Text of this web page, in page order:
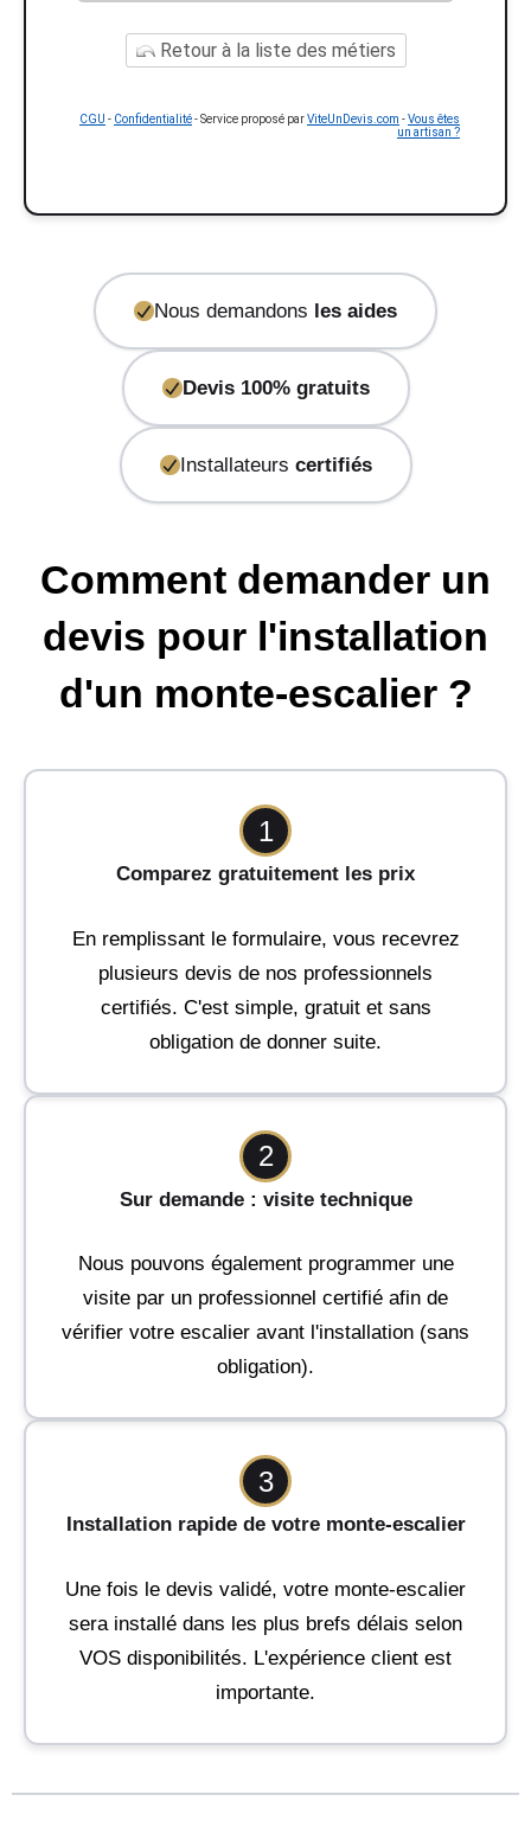
Retour à la liste des métiers
CGU - Confidentialité- Service proposé parViteUnDevis.com -Vous êtes
un artisan ?
Nous demandons les aides
Devis 100% gratuits
Installateurs certifiés
Comment demander un
devis pour l'installation
d'un monte-escalier ?
1
Comparez gratuitement les prix
En remplissant le formulaire, vous recevrez
plusieurs devis de nos professionnels
certifiés. C'est simple, gratuit et sans
obligation de donner suite.
2
Sur demande : visite technique
Nous pouvons également programmer une
visite par un professionnel certifié afin de
vérifier votre escalier avant l'installation (sans
obligation).
3
Installation rapide de votre monte-escalier
Une fois le devis validé, votre monte-escalier
sera installé dans les plus brefs délais selon
VOS disponibilités. L'expérience client est
importante.